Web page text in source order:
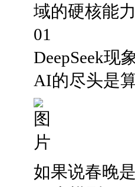
域的硬核能
01
DeepSeek现
AI的尽头是
如果说春晚